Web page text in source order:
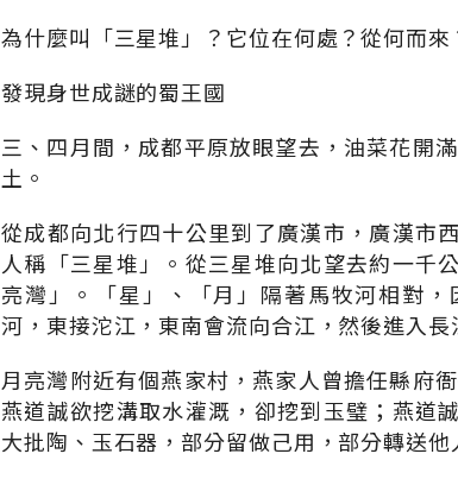
為什麼叫「三星堆」？它位在何處？從何而
發現身世成謎的蜀王國
三、四月間，成都平原放眼望去，油菜花開
土。
從成都向北行四十公里到了廣漢市，廣漢市
人稱「三星堆」。從三星堆向北望去約一千
亮灣」。「星」、「月」隔著馬牧河相對
河，東接沱江，東南會流向合江，然後進入長
月亮灣附近有個燕家村，燕家人曾擔任縣府
燕道誠欲挖溝取水灌溉，卻挖到玉璧；燕道
大批陶、玉石器，部分留做己用，部分轉送他